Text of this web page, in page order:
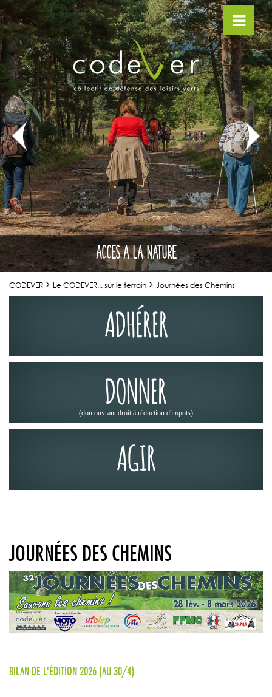
ACCES A LA NATURE
CODEVER Le CODEVER... sur le terrain Journées des Chemins
ADHÉRER
DONNER
(don ouvrant droit à réduction d'impots)
AGIR
JOURNÉES DES CHEMINS
BILAN DE L'ÉDITION 2026 (AU 30/4)